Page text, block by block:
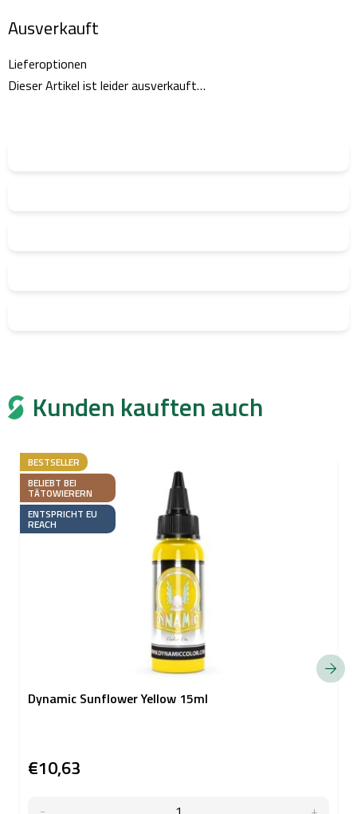
Ausverkauft
Lieferoptionen
Dieser Artikel ist leider ausverkauft…
Kunden kauften auch
BESTSELLER
BELIEBT BEI
TÄTOWIERERN
ENTSPRICHT EU
REACH
Dynamic Sunflower Yellow 15ml
€10,63